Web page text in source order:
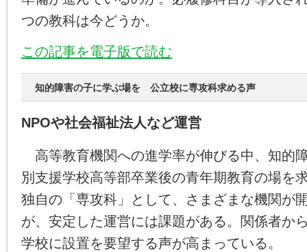
つの教科は今どうか。
この記事を電子版で読む
知的障害の子に学ぶ場を 公立校に専攻科求める声
NPOや社会福祉法人など運営
高等教育機関への進学率が伸びる中、知的
別支援学校高等部卒業後の青年期教育の場を
独自の「専攻科」として、さまざまな機関が
が、安定した運営には課題がある。関係者か
学校に設置を要望する声が高まっている。